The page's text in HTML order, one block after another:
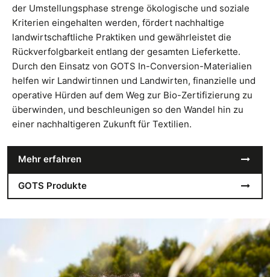
der Umstellungsphase strenge ökologische und soziale
Kriterien eingehalten werden, fördert nachhaltige
landwirtschaftliche Praktiken und gewährleistet die
Rückverfolgbarkeit entlang der gesamten Lieferkette.
Durch den Einsatz von GOTS In-Conversion-Materialien
helfen wir Landwirtinnen und Landwirten, finanzielle und
operative Hürden auf dem Weg zur Bio-Zertifizierung zu
überwinden, und beschleunigen so den Wandel hin zu
einer nachhaltigeren Zukunft für Textilien.
Mehr erfahren
GOTS Produkte